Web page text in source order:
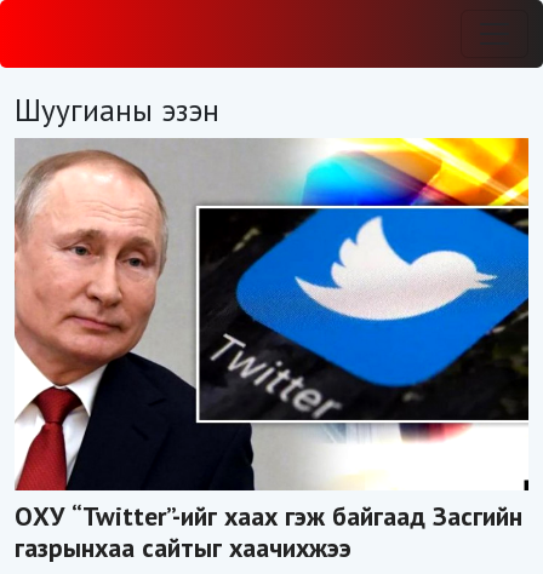
Шуугианы эзэн
ОХУ “Twitter”-ийг хаах гэж байгаад Засгийн
газрынхаа сайтыг хаачихжээ